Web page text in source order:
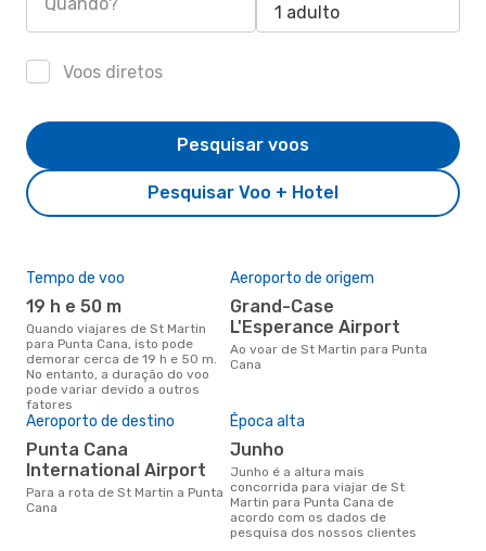
1 adulto
Voos diretos
Pesquisar Voo + Hotel
Pesquisar voos
Tempo de voo
19 h e 50 m
Quando viajares de St Martin
para Punta Cana, isto pode
demorar cerca de 19 h e 50 m.
No entanto, a duração do voo
pode variar devido a outros
fatores
Aeroporto de origem
Grand-Case
L'Esperance Airport
Ao voar de St Martin para Punta
Cana
Aeroporto de destino
Punta Cana
International Airport
Para a rota de St Martin a Punta
Cana
Época alta
junho
junho é a altura mais
concorrida para viajar de St
Martin para Punta Cana de
acordo com os dados de
pesquisa dos nossos clientes